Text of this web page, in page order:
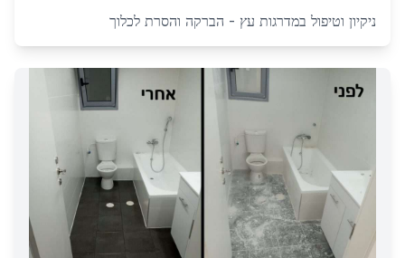
ניקיון וטיפול במדרגות עץ - הברקה והסרת לכלוך